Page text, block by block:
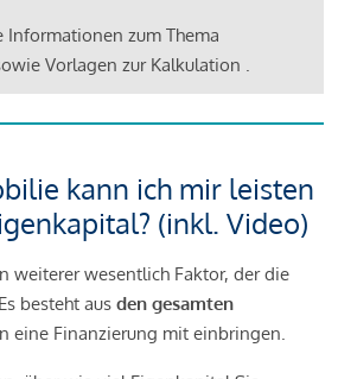
Informationen zum Thema
Vorlagen zur Kalkulation .
kann ich mir leisten
(inkl. Video)
weiterer wesentlich Faktor, der die
besteht aus den gesamten
eine Finanzierung mit einbringen.